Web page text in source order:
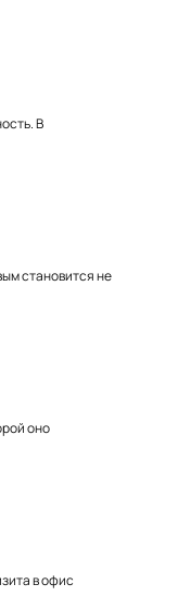
В
становится не
оно
в офис